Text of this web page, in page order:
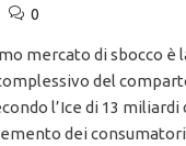
0
mercato di sbocco è
del
l’Ice di 13
dei